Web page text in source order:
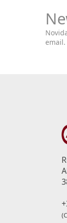
email.